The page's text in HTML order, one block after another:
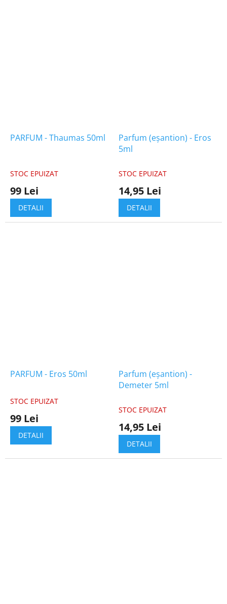
PARFUM - Thaumas 50ml
STOC EPUIZAT
99 Lei
DETALII
Parfum (eșantion) - Eros
5ml
STOC EPUIZAT
14,95 Lei
DETALII
PARFUM - Eros 50ml
Evaluarea
a
produsului
este
din
STOC EPUIZAT
99 Lei
DETALII
Parfum (eșantion) -
Demeter 5ml
STOC EPUIZAT
14,95 Lei
DETALII